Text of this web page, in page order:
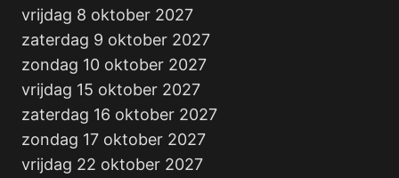
vrijdag 8 oktober 2027
zaterdag 9 oktober 2027
zondag 10 oktober 2027
vrijdag 15 oktober 2027
zaterdag 16 oktober 2027
zondag 17 oktober 2027
vrijdag 22 oktober 2027